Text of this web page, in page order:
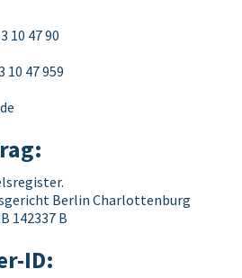
10 47 90
10 47 959
Berlin Charlottenburg
142337 B
ID: